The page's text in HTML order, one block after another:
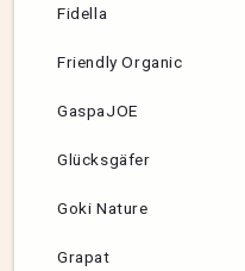
Fidella
Friendly Organic
GaspaJOE
Glücksgäfer
Goki Nature
Grapat